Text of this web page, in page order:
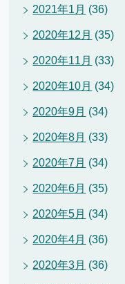
2021年1月 (36)
2020年12月 (35)
2020年11月 (33)
2020年10月 (34)
2020年9月 (34)
2020年8月 (33)
2020年7月 (34)
2020年6月 (35)
2020年5月 (34)
2020年4月 (36)
2020年3月 (36)